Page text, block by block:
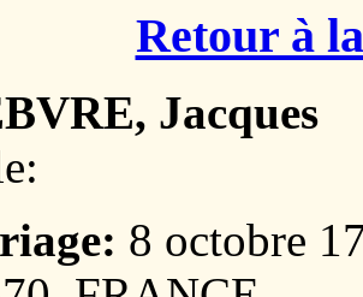
Retour à
Jacques
8 octobre